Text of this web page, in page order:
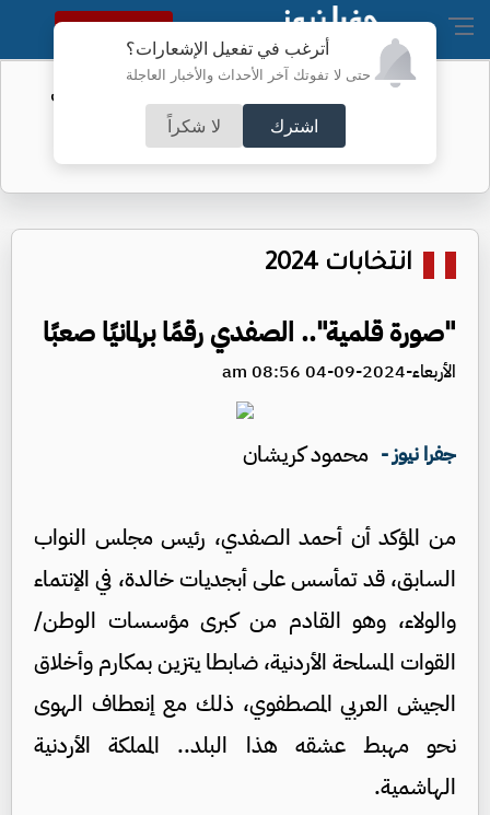
أترغب في تفعيل الإشعارات؟
حتى لا تفوتك آخر الأحداث والأخبار العاجلة
اشترك لا شكراً
النسخة الكاملة
الفيفا يحول مستحقات الأردن المالية من
كأس العرب
انتخابات 2024
"صورة قلمية".. الصفدي رقمًا برلمانيًا صعبًا
الأربعاء-2024-09-04 08:56 am
جفرا نيوز - محمود كريشان
من المؤكد أن أحمد الصفدي، رئيس مجلس النواب
السابق، قد تمأسس على أبجديات خالدة، في الإنتماء
والولاء، وهو القادم من كبرى مؤسسات الوطن/
القوات المسلحة الأردنية، ضابطا يتزين بمكارم وأخلاق
الجيش العربي المصطفوي، ذلك مع إنعطاف الهوى
نحو مهبط عشقه هذا البلد.. المملكة الأردنية
الهاشمية.